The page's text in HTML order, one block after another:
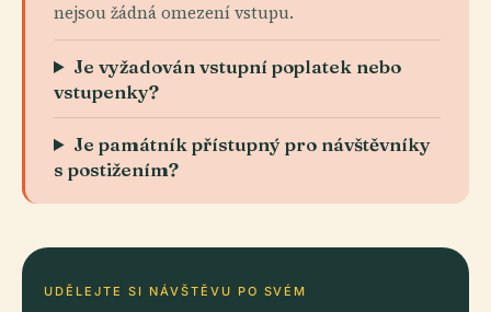
nejsou žádná omezení vstupu.
Je vyžadován vstupní poplatek nebo
vstupenky?
Je památník přístupný pro návštěvníky
s postižením?
UDĚLEJTE SI NÁVŠTĚVU PO SVÉM